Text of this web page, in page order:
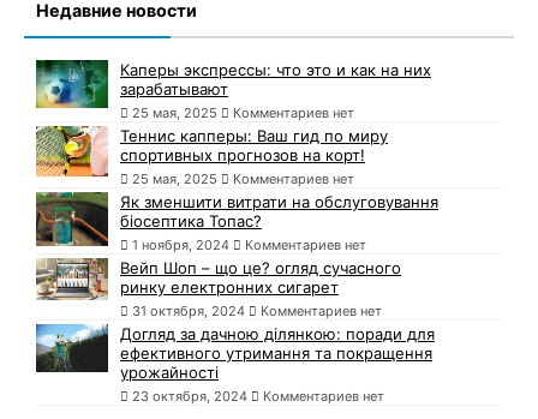
Недавние новости
Каперы экспрессы: что это и как на них
зарабатывают
25 мая, 2025 Комментариев нет
Теннис капперы: Ваш гид по миру
спортивных прогнозов на корт!
25 мая, 2025 Комментариев нет
Як зменшити витрати на обслуговування
біосептика Топас?
1 ноября, 2024 Комментариев нет
Вейп Шоп – що це? огляд сучасного
ринку електронних сигарет
31 октября, 2024 Комментариев нет
Догляд за дачною ділянкою: поради для
ефективного утримання та покращення
урожайності
23 октября, 2024 Комментариев нет